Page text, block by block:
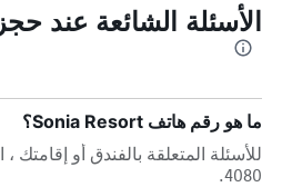
الأسئلة الشائعة عند حجز Sonia Resort
ما هو رقم هاتف Sonia Resort؟
4080.